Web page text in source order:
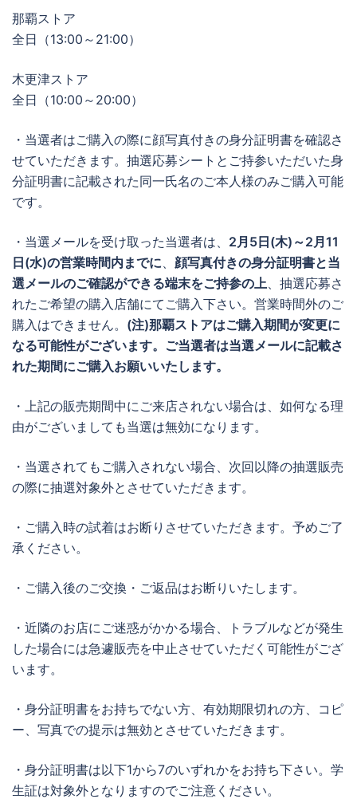
那覇ストア
全日（13:00～21:00）
木更津ストア
全日（10:00～20:00）
・当選者はご購入の際に顔写真付きの身分証明書を確認さ
せていただきます。抽選応募シートとご持参いただいた身
分証明書に記載された同一氏名のご本人様のみご購入可能
です。
・当選メールを受け取った当選者は、 2月5日(木)～2月11
日(水)の営業時間内までに
顔写真付きの身分証明書と当
選メールのご確認ができる端末をご持参の上 、抽選応募さ
れたご希望の購入店舗にてご購入下さい。営業時間外のご
購入はできません。 (注)那覇ストアはご購入期間が変更に
なる可能性がございます。ご当選者は当選メールに記載さ
れた期間にご購入お願いいたします。
・上記の販売期間中にご来店されない場合は、如何なる理
由がございましても当選は無効になります。
・当選されてもご購入されない場合、次回以降の抽選販売
の際に抽選対象外とさせていただきます。
・ご購入時の試着はお断りさせていただきます。予めご了
承ください。
・ご購入後のご交換・ご返品はお断りいたします。
・近隣のお店にご迷惑がかかる場合、トラブルなどが発生
した場合には急遽販売を中止させていただく可能性がござ
います。
・身分証明書をお持ちでない方、有効期限切れの方、コピ
ー、写真での提示は無効とさせていただきます。
・身分証明書は以下1から7のいずれかをお持ち下さい。学
生証は対象外となりますのでご注意ください。